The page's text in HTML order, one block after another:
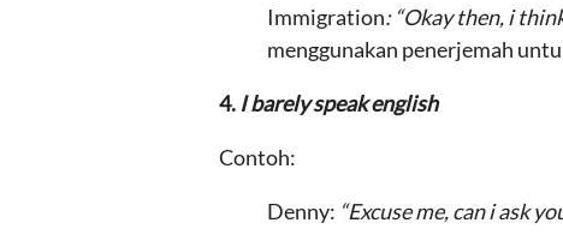
Immigration: “Okay then, i
menggunakan penerjemah
4. I barely speak english
Contoh:
Denny: “Excuse me, can i ask